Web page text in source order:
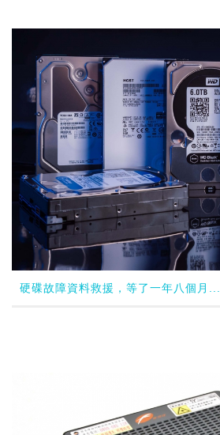
硬碟故障資料救援，等了一年八個月...